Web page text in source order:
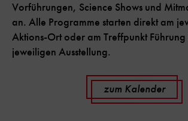
Vorführungen, Science Shows und
an. Alle Programme starten direkt am
Aktions-Ort oder am Treffpunkt
jeweiligen Ausstellung.
zum Kalender